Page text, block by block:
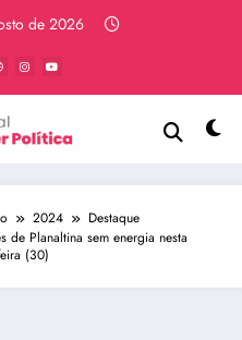
de 2026
2024
Destaque
de Planaltina sem energia nesta
(30)